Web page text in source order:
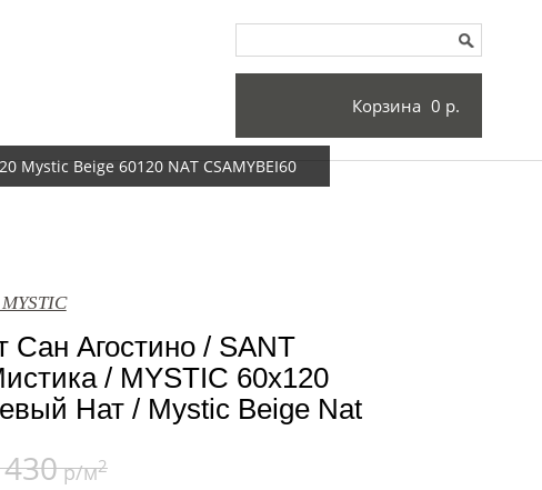
Корзина 0 р.
Mystic Beige 60120 NAT CSAMYBEI60
Сан Агостино / SANT
/ MYSTIC 60x120
Нат / Mystic Beige Nat
р/м2